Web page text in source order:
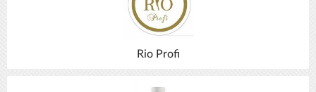
Rio Profi